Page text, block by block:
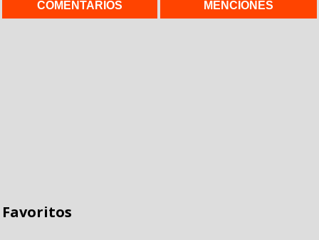
COMENTARIOS MENCIONES
Favoritos